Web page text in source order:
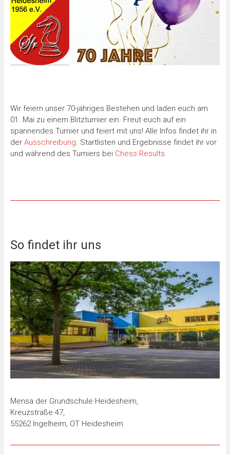
Wir feiern unser 70-jähriges Bestehen und laden euch am
01. Mai zu einem Blitzturnier ein. Freut euch auf ein
spannendes Turnier und feiert mit uns! Alle Infos findet ihr in
der Ausschreibung . Startlisten und Ergebnisse findet ihr vor
und während des Turniers bei Chess Results
So findet ihr uns
Mensa der Grundschule Heidesheim,
Kreuzstraße 47,
55262 Ingelheim, OT Heidesheim